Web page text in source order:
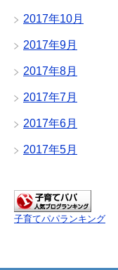
2017年10月
2017年9月
2017年8月
2017年7月
2017年6月
2017年5月
子育てパパランキング